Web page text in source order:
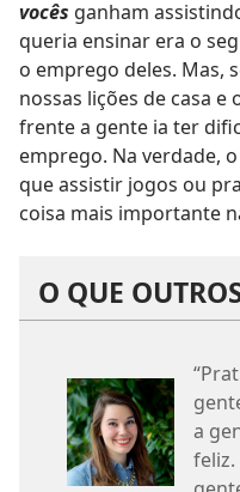
vocês ganham
queria ensinar era o
o emprego deles. Mas,
nossas lições de casa
frente a gente ia ter
emprego. Na verdade,
que assistir jogos ou
coisa mais importante
O QUE
a
feliz.